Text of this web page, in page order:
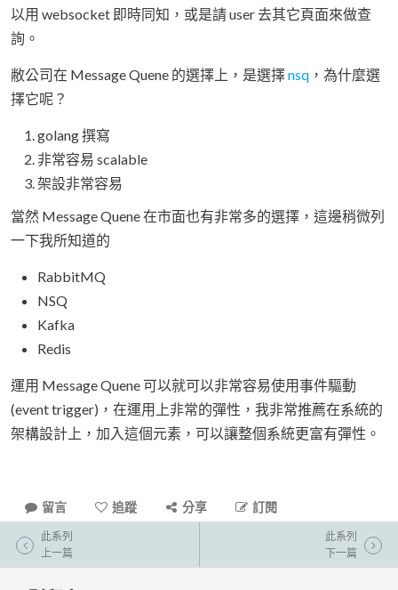
以用 websocket 即時同知，或是請 user 去其它頁面來做查
詢。
敝公司在 Message Quene 的選擇上，是選擇nsq ，為什麼選
擇它呢？
golang 撰寫
非常容易 scalable
架設非常容易
當然 Message Quene 在市面也有非常多的選擇，這邊稍微列
一下我所知道的
RabbitMQ
NSQ
Kafka
Redis
運用 Message Quene 可以就可以非常容易使用事件驅動
(event trigger)，在運用上非常的彈性，我非常推薦在系統的
架構設計上，加入這個元素，可以讓整個系統更富有彈性。
留言 追蹤 分享 訂閱
此系列
上一篇
此系列
下一篇